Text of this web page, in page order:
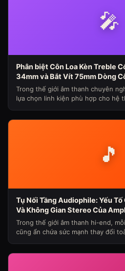
🎤
Phân biệt Côn Loa Kèn Treble
34mm và Bắt Vít 75mm Dòng
Hùng Audio (Chủ đề loa máy
Trong thế giới âm thanh chuyên
lựa chọn linh kiện phù hợp cho hệ
🎵
Tụ Nối Tầng Audiophile: Yếu
Và Không Gian Stereo Của
Nhìn Chuyên Gia Từ Bảo Hùng
Trong thế giới âm thanh hi-end,
cũng ẩn chứa sức mạnh thay đổi